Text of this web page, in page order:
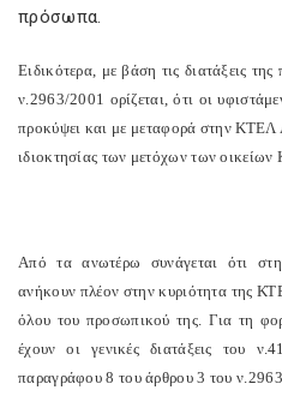
πρόσωπα.
Ειδικότερα, με βάση τις διατάξεις
ν.2963/2001 ορίζεται, ότι οι
προκύψει και με μεταφορά στην ΚΤΕΛ
ιδιοκτησίας των μετόχων των
Από τα ανωτέρω συνάγεται ότι
ανήκουν πλέον στην κυριότητα της
όλου του προσωπικού της. Για τη
έχουν οι γενικές διατάξεις του
παραγράφου 8 του άρθρου 3 του